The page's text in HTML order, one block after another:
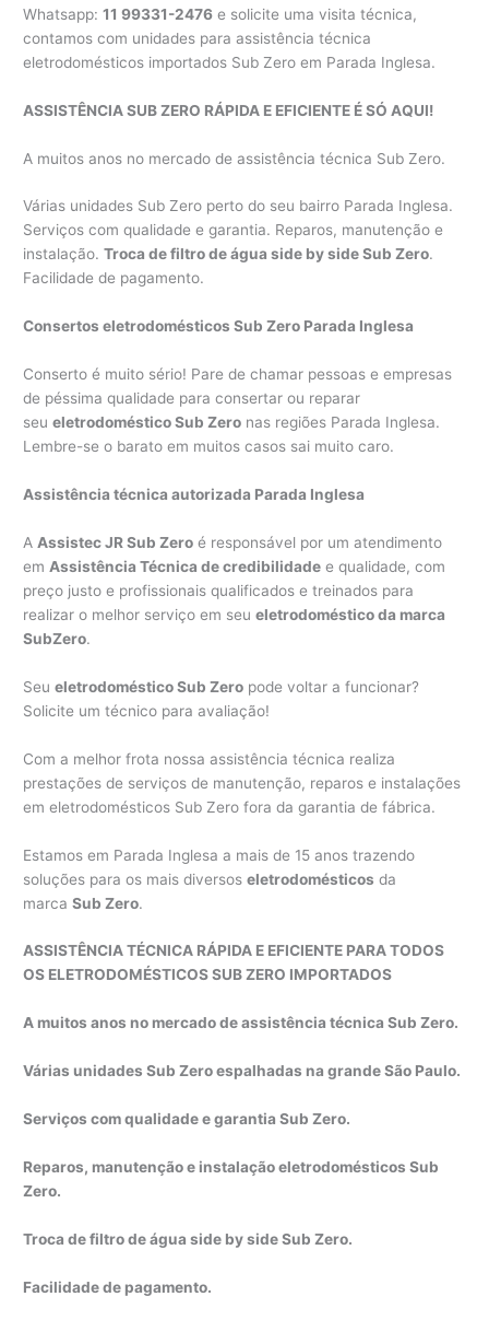
Whatsapp:11 99331-2476 e solicite uma visita técnica,
contamos com unidades para assistência técnica
eletrodomésticos importados Sub Zero em Parada Inglesa.
ASSISTÊNCIA SUB ZERO RÁPIDA E EFICIENTE É SÓ AQUI!
A muitos anos no mercado de assistência técnica Sub Zero.
Várias unidades Sub Zero perto do seu bairro Parada Inglesa.
Serviços com qualidade e garantia. Reparos, manutenção e
instalação.Troca de filtro de água side by side Sub Zero.
Facilidade de pagamento.
Consertos eletrodomésticos Sub Zero Parada Inglesa
Conserto é muito sério! Pare de chamar pessoas e empresas
de péssima qualidade para consertar ou reparar
seueletrodoméstico Sub Zero nas regiões Parada Inglesa.
Lembre-se o barato em muitos casos sai muito caro.
Assistência técnica autorizada Parada Inglesa
A Assistec JR Sub Zero é responsável por um atendimento
em Assistência Técnica de credibilidade e qualidade, com
preço justo e profissionais qualificados e treinados para
realizar o melhor serviço em seueletrodoméstico da marca
SubZero.
Seueletrodoméstico Sub Zero pode voltar a funcionar?
Solicite um técnico para avaliação!
Com a melhor frota nossa assistência técnica realiza
prestações de serviços de manutenção, reparos e instalações
em eletrodomésticos Sub Zero fora da garantia de fábrica.
Estamos em Parada Inglesa a mais de 15 anos trazendo
soluções para os mais diversoseletrodomésticos da
marcaSub Zero.
ASSISTÊNCIA TÉCNICA RÁPIDA E EFICIENTE PARA TODOS
OS ELETRODOMÉSTICOS SUB ZERO IMPORTADOS
A muitos anos no mercado de assistência técnica Sub Zero.
Várias unidades Sub Zero espalhadas na grande São Paulo.
Serviços com qualidade e garantia Sub Zero.
Reparos, manutenção e instalação eletrodomésticos Sub
Zero.
Troca de filtro de água side by side Sub Zero.
Facilidade de pagamento.